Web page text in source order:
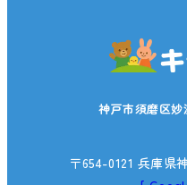
神戸市須磨区
〒654-0121 兵庫県